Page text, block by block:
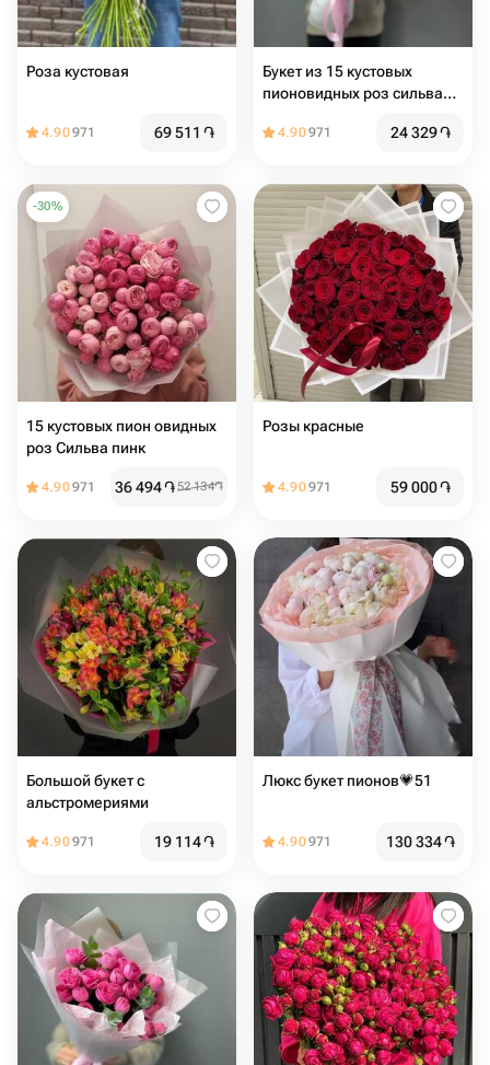
Роза кустовая
4.90971 69 511 ֏
Букет из 15 кустовых
пионовидных роз сильва
4.90971 24 329֏
-30%
15 кустовых пион овидных
роз Сильва пинк
4.90971 36 494֏52 134֏
Розы красные
4.90971 59 000֏
Большой букет с
альстромериями
4.90971 19 114֏
Люкс букет пионов💗51
4.90971 130 334֏